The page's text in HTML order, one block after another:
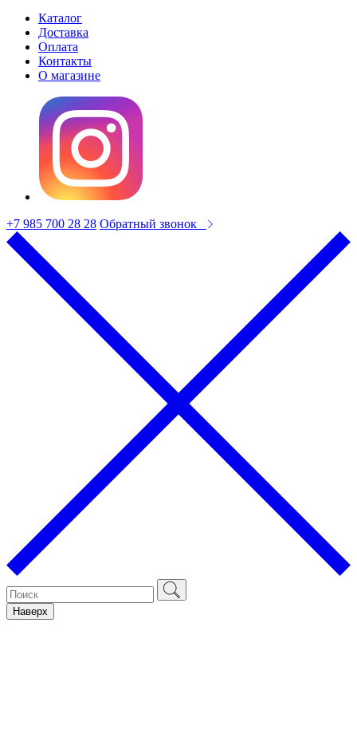
Каталог
Доставка
Оплата
Контакты
О магазине
+7 985 700 28 28 Обратный звонок
Наверх